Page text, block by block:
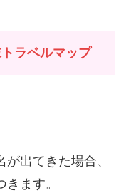
ラベルマップ
出てきた場合、
ます。